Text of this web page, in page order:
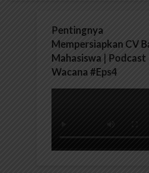
Pentingnya
Mempersiapkan CV
Mahasiswa | Podcast
Wacana #Eps4